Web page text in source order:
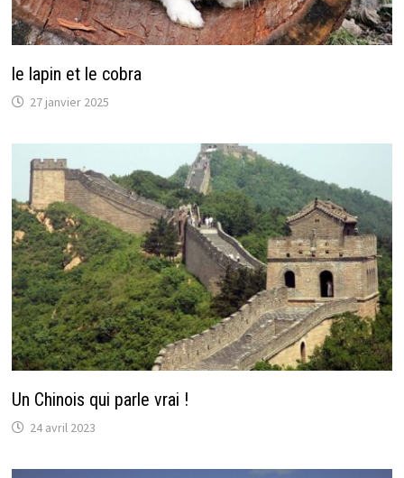
le lapin et le cobra
27 janvier 2025
Un Chinois qui parle vrai !
24 avril 2023